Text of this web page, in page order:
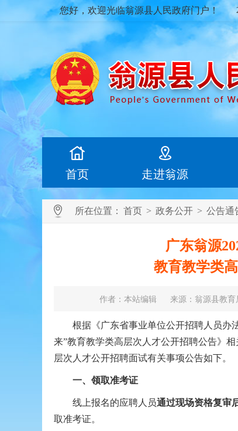
您好，欢迎光临翁源县人民政府门户！
首页 走进翁源
所在位置： 首页 > 政务公开 > 公告通
广东翁源
教育教学类
作者：本站编辑 来源：翁源县教育
根据《广东省事业单位公开招聘人员办法
来”教育教学类高层次人才公开招聘公告》
层次人才公开招聘面试有关事项公告如下。
一、领取准考证
线上报名的应聘人员通过现场资格复审
取准考证。